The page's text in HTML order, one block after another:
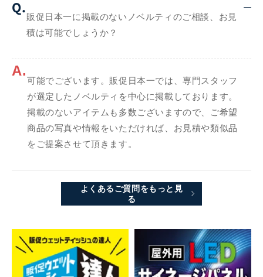
Q.
販促日本一に掲載のないノベルティのご相談、お見
積は可能でしょうか？
A.
可能でございます。販促日本一では、専門スタッフ
が選定したノベルティを中心に掲載しております。
掲載のないアイテムも多数ございますので、ご希望
商品の写真や情報をいただければ、お見積や類似品
をご提案させて頂きます。
よくあるご質問をもっと見
る